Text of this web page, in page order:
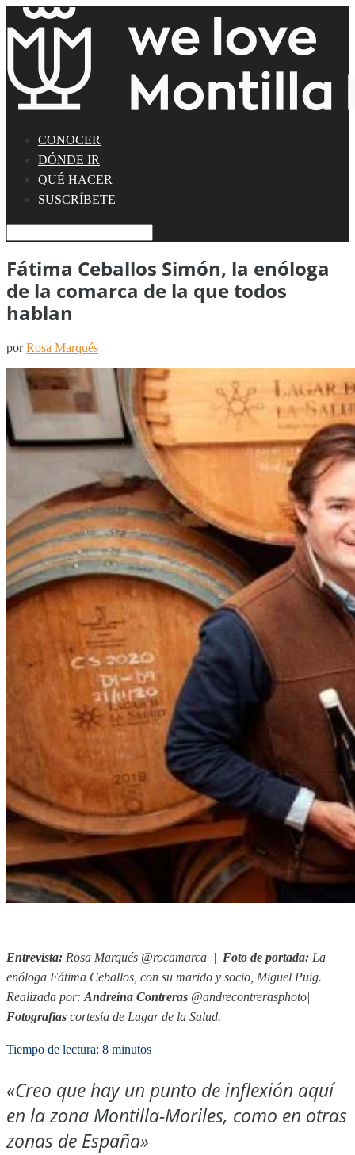
CONOCER
DÓNDE IR
QUÉ HACER
SUSCRÍBETE
Fátima Ceballos Simón, la enóloga
de la comarca de la que todos
hablan
porRosa Marqués
Entrevista: Rosa Marqués @rocamarca | Foto de portada: La
enóloga Fátima Ceballos, con su marido y socio, Miguel Puig.
Realizada por: Andreína Contreras @andrecontrerasphoto|
Fotografías cortesía de Lagar de la Salud.
Tiempo de lectura: 8 minutos
«Creo que hay un punto de inflexión aquí
en la zona Montilla-Moriles, como en otras
zonas de España»